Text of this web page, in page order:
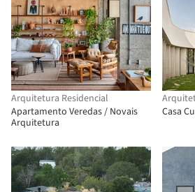
Arquitetura Residencial
Apartamento Veredas / Novais
Arquitetura
Casa